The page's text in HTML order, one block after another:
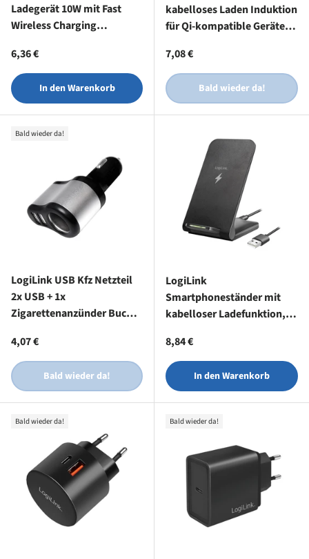
Ladegerät 10W mit Fast
Wireless Charging
fähigen Geräte
Normaler Preis
6,36 €
In den Warenkorb
kabelloses Laden Induktion
für Qi-kompatible Geräte
Normaler Preis
7,08 €
Bald wieder da!
Bald wieder da!
LogiLink USB Kfz Netzteil
2x USB + 1x
Zigarettenanzünder Buchse
Normaler Preis
4,07 €
Bald wieder da!
LogiLink
Smartphoneständer mit
kabelloser Ladefunktion, 2
Normaler Preis
8,84 €
In den Warenkorb
Bald wieder da! Bald wieder da!